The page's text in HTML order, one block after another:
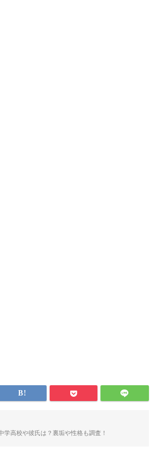
学高校や彼氏は？裏垢や性格も調査！